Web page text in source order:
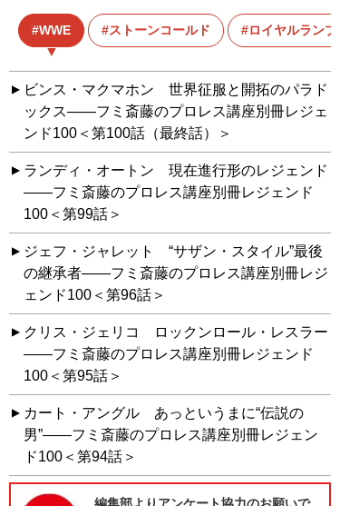
WWE ストーンコールド ロイヤルランブル
ビンス・マクマホン 世界征服と開拓のパラド
ックス――フミ斎藤のプロレス講座別冊レジェ
ンド100＜第100話（最終話）＞
ランディ・オートン 現在進行形のレジェンド
――フミ斎藤のプロレス講座別冊レジェンド
100＜第99話＞
ジェフ・ジャレット “サザン・スタイル”最後
の継承者――フミ斎藤のプロレス講座別冊レジ
ェンド100＜第96話＞
クリス・ジェリコ ロックンロール・レスラー
――フミ斎藤のプロレス講座別冊レジェンド
100＜第95話＞
カート・アングル あっというまに“伝説の
男”――フミ斎藤のプロレス講座別冊レジェン
ド100＜第94話＞